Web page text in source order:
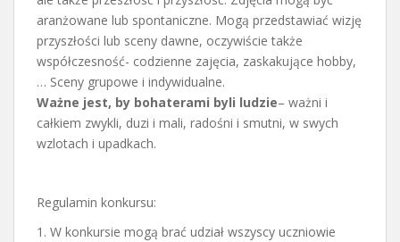
aranżowane lub spontaniczne. Mogą przedstawiać wizję
przyszłości lub sceny dawne, oczywiście także
współczesność- codzienne zajęcia, zaskakujące hobby,
… Sceny grupowe i indywidualne.
Ważne jest, by bohaterami byli ludzie– ważni i
całkiem zwykli, duzi i mali, radośni i smutni, w swych
wzlotach i upadkach.
Regulamin konkursu:
1. W konkursie mogą brać udział wszyscy uczniowie